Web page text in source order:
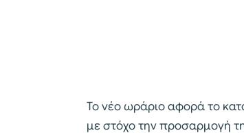
Το νέο ωράριο αφορά το
με στόχο την προσαρμογή